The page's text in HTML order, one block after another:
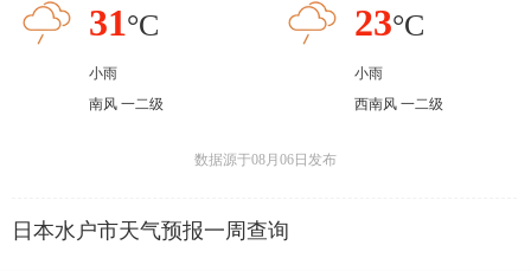
31°C
小雨
南风 一二级
23°C
小雨
西南风 一二级
数据源于08月06日发布
日本水户市天气预报一周查询